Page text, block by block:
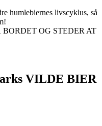
humlebiernes livscyklus, så
OG STEDER AT
VILDE BIER